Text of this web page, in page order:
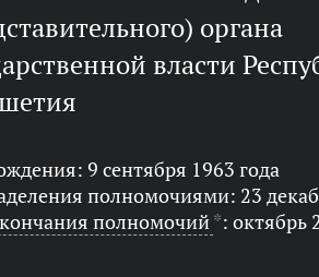
органа
власти
9 сентября 1963 года
полномочиями: 23
полномочий*: октябрь